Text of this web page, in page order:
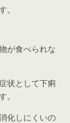
が食べられな
状として下痢
。
化しにくいの